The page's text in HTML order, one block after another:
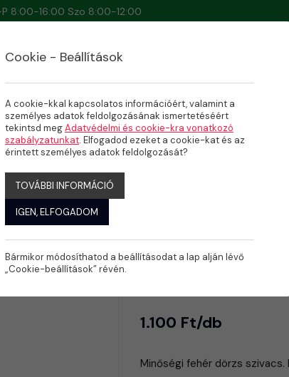
8:00-16:00 Szo 8:00-12:00
Dörzs
1.100 Ft/db
Minőségi fehér dörzs
Cookie - Beállítások
A cookie-kkal kapcsolatos információért, valamint a
személyes adatok feldolgozásának ismertetéséért
tekintsd megAdatvédelmi és cookie-kra vonatkozó
szabályzatunkat. Elfogadod ezeket a cookie-kat és az
érintett személyes adatok feldolgozását?
TOVÁBBI INFORMÁCIÓ
IGEN, ELFOGADOM
Bármikor módosíthatod a beállításodat a lap alján lévő
„Cookie-beállítások” révén.